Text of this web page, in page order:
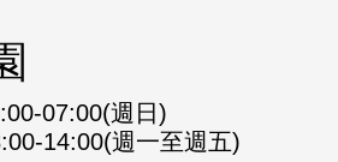
07:00(週日)
14:00(週一至週五)